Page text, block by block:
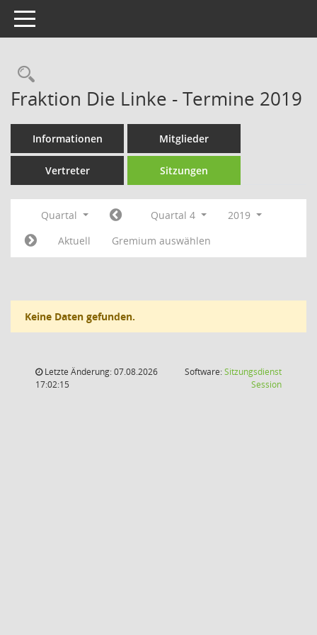
Toggle navigation
Rechercheauswahl
Fraktion Die Linke - Termine 2019
Informationen Mitglieder
Vertreter Sitzungen
Quartal Quartal 4
2019
Aktuell
Gremium auswählen
Keine Daten gefunden.
Letzte Änderung: 07.08.2026
17:02:15
Software:Sitzungsdienst
Session(Wird in